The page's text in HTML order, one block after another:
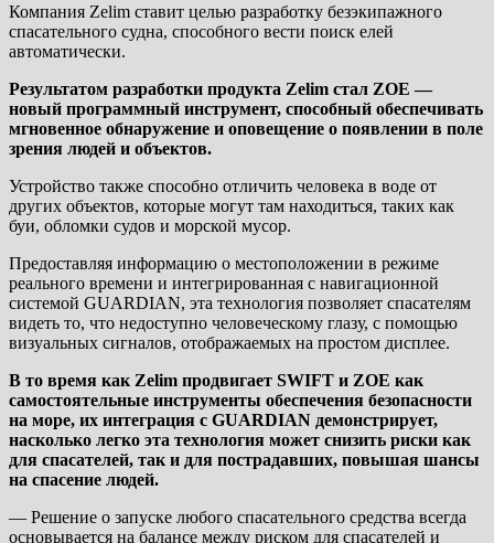
Компания Zelim ставит целью разработку безэкипажного
спасательного судна, способного вести поиск елей
автоматически.
Результатом разработки продукта Zelim стал ZOE —
новый программный инструмент, способный обеспечивать
мгновенное обнаружение и оповещение о появлении в поле
зрения людей и объектов.
Устройство также способно отличить человека в воде от
других объектов, которые могут там находиться, таких как
буи, обломки судов и морской мусор.
Предоставляя информацию о местоположении в режиме
реального времени и интегрированная с навигационной
системой GUARDIAN, эта технология позволяет спасателям
видеть то, что недоступно человеческому глазу, с помощью
визуальных сигналов, отображаемых на простом дисплее.
В то время как Zelim продвигает SWIFT и ZOE как
самостоятельные инструменты обеспечения безопасности
на море, их интеграция с GUARDIAN демонстрирует,
насколько легко эта технология может снизить риски как
для спасателей, так и для пострадавших, повышая шансы
на спасение людей.
— Решение о запуске любого спасательного средства всегда
основывается на балансе между риском для спасателей и